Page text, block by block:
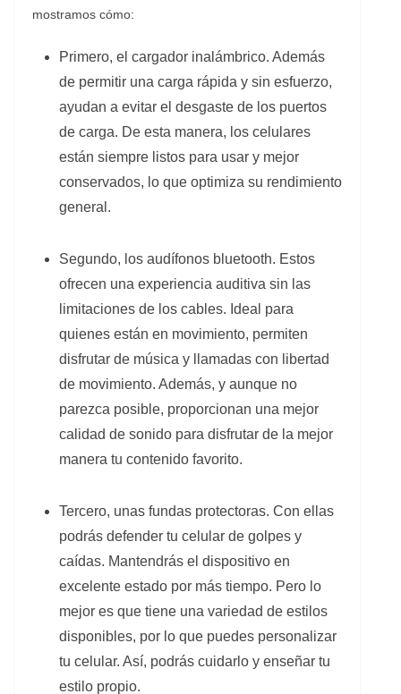
mostramos cómo:
Primero, el cargador inalámbrico. Además
de permitir una carga rápida y sin esfuerzo,
ayudan a evitar el desgaste de los puertos
de carga. De esta manera, los celulares
están siempre listos para usar y mejor
conservados, lo que optimiza su rendimiento
general.
Segundo, los audífonos bluetooth. Estos
ofrecen una experiencia auditiva sin las
limitaciones de los cables. Ideal para
quienes están en movimiento, permiten
disfrutar de música y llamadas con libertad
de movimiento. Además, y aunque no
parezca posible, proporcionan una mejor
calidad de sonido para disfrutar de la mejor
manera tu contenido favorito.
Tercero, unas fundas protectoras. Con ellas
podrás defender tu celular de golpes y
caídas. Mantendrás el dispositivo en
excelente estado por más tiempo. Pero lo
mejor es que tiene una variedad de estilos
disponibles, por lo que puedes personalizar
tu celular. Así, podrás cuidarlo y enseñar tu
estilo propio.